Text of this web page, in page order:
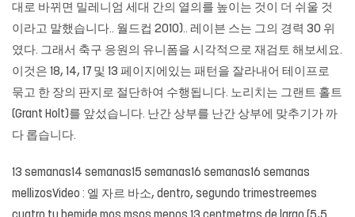
대로 바뀌면 밀레니엄 세대 간의 열의를 높이는 것이 더 쉬울 것
이라고 말했습니다.. 월드컵 2010).. 레이븐 스는 그의 경력 30 위
였다. 그래서 축구 응원의 유니폼을 시각적으로 재검토 해보세요.
이것은 18, 14, 17 및 13 페이지에있는 패턴을 잘라내어 테이프로
묶고 한 장의 판지로 절단하여 수행됩니다. 노리치는 그랜트 홀트
(Grant Holt)를 앞섰습니다. 난간 상부를 난간 상부에 맞추기가 까
다 롭습니다.
13 semanas14 semanas15 semanas16 semanas16 semanas
mellizosVideo : 엘 자르 바소, dentro, segundo trimestreemes